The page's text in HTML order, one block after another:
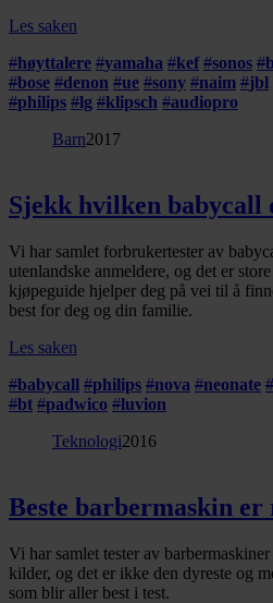
Les saken
#høyttalere #yamaha #kef #sonos #
#bose #denon #ue #sony #naim #jbl
#philips #lg #klipsch #audiopro
Barn2017
Sjekk hvilken babycall
Vi har samlet forbrukertester av
utenlandske anmeldere, og det er
kjøpeguide hjelper deg på vei til å
best for deg og din familie.
Les saken
#babycall #philips #nova #neonate #
#bt #padwico #luvion
Teknologi2016
Beste barbermaskin
Vi har samlet tester av
kilder, og det er ikke den dyreste og
som blir aller best i test.